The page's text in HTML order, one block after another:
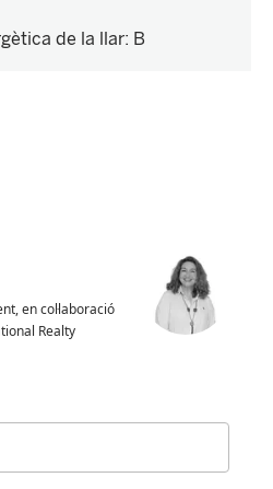
de la llar: B
en col·laboració
Realty